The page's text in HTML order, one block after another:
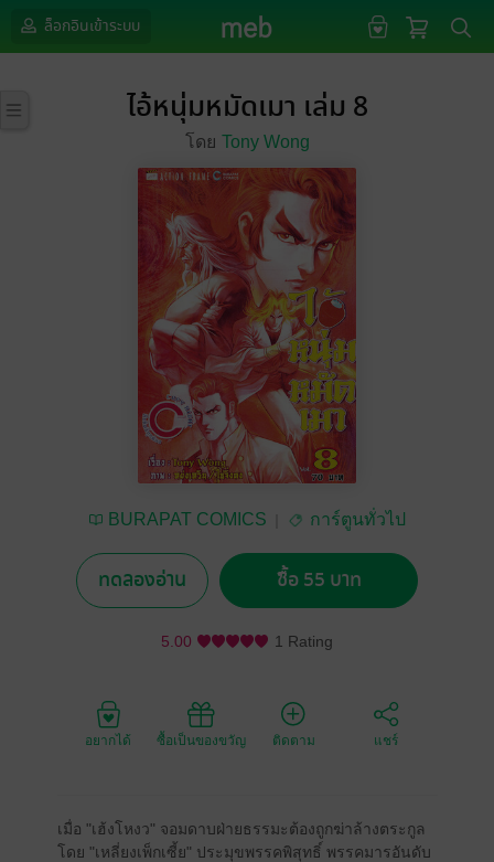
ล็อกอินเข้าระบบ
ไอ้หนุ่มหมัดเมา เล่ม 8
โดย Tony Wong
BURAPAT COMICS การ์ตูนทั่วไป
ทดลองอ่าน ซื้อ 55 บาท
5.00 1 Rating
อยากได้ ซื้อเป็นของขวัญ ติดตาม แชร์
เมื่อ "เฮ้งโหงว" จอมดาบฝ่ายธรรมะต้องถูกฆ่าล้างตระกูล
โดย "เหลี่ยงเพ็กเซี้ย" ประมุขพรรคพิสุทธิ์ พรรคมารอันดับ